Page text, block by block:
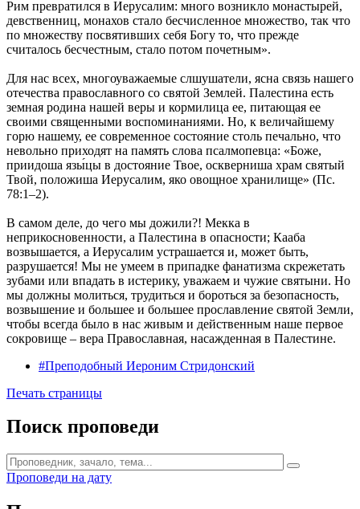
Рим превратился в Иерусалим: много возникло монастырей,
девственниц, монахов стало бесчисленное множество, так что
по множеству посвятивших себя Богу то, что прежде
считалось бесчестным, стало потом почетным».
Для нас всех, многоуважаемые слшушатели, ясна связь нашего
отечества православного со святой Землей. Палестина есть
земная родина нашей веры и кормилица ее, питающая ее
своими священными воспоминаниями. Но, к величайшему
горю нашему, ее современное состояние столь печально, что
невольно приходят на память слова псалмопевца: «Боже,
приидоша язы́цы в достояние Твое, оскверниша храм святый
Твой, положиша Иерусалим, яко овощное хранилище» (Пс.
78:1–2).
В самом деле, до чего мы дожили?! Мекка в
неприкосновенности, а Палестина в опасности; Кааба
возвышается, а Иерусалим устрашается и, может быть,
разрушается! Мы не умеем в припадке фанатизма скрежетать
зубами или впадать в истерику, уважаем и чужие святыни. Но
мы должны молиться, трудиться и бороться за безопасность,
возвышение и большее и большее прославление святой Земли,
чтобы всегда было в нас живым и действенным наше первое
сокровище – вера Православная, насажденная в Палестине.
#Преподобный Иероним Стридонский
Печать страницы
Поиск проповеди
Проповеди на дату